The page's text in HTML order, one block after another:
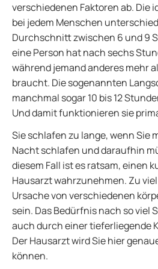
verschiedenen Faktoren ab. Die
bei jedem Menschen
Durchschnitt zwischen 6 und 9
eine Person hat nach sechs
während jemand anderes mehr
braucht. Die sogenannten
manchmal sogar 10 bis 12
Und damit funktionieren sie
Sie schlafen zu lange, wenn Sie
Nacht schlafen und daraufhin
diesem Fall ist es ratsam, einen
Hausarzt wahrzunehmen. Zu
Ursache von verschiedenen
sein. Das Bedürfnis nach so viel
auch durch einer tieferliegende
Der Hausarzt wird Sie hier
können.